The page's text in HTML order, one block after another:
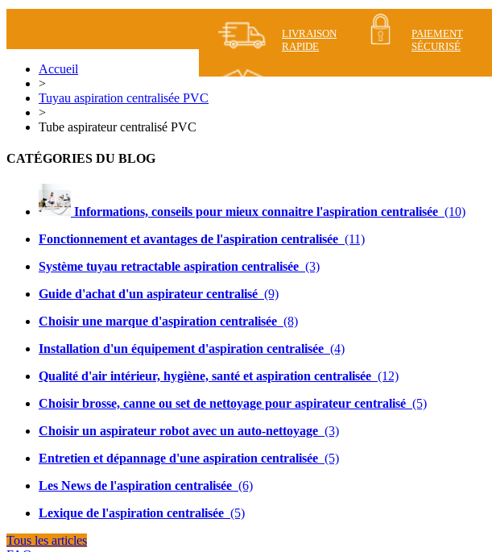
LIVRAISON
RAPIDE
PAIEMENT
SÉCURISÉ
Accueil
>
Tuyau aspiration centralisée PVC
>
Tube aspirateur centralisé PVC
CATÉGORIES DU BLOG
Informations, conseils pour mieux connaitre l'aspiration centralisée (10)
Fonctionnement et avantages de l'aspiration centralisée (11)
Système tuyau retractable aspiration centralisée (3)
Guide d'achat d'un aspirateur centralisé (9)
Choisir une marque d'aspiration centralisée (8)
Installation d'un équipement d'aspiration centralisée (4)
Qualité d'air intérieur, hygiène, santé et aspiration centralisée (12)
Choisir brosse, canne ou set de nettoyage pour aspirateur centralisé (5)
Choisir un aspirateur robot avec un auto-nettoyage (3)
Entretien et dépannage d'une aspiration centralisée (5)
Les News de l'aspiration centralisée (6)
Lexique de l'aspiration centralisée (5)
Tous les articles